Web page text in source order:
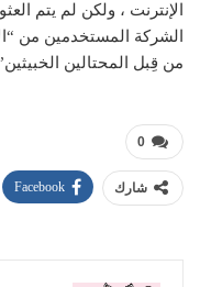
الإنترنت ، ولكن لم يتم
الشركة المستخدمين من
من قِبل المحتالين
0
شارك Facebook